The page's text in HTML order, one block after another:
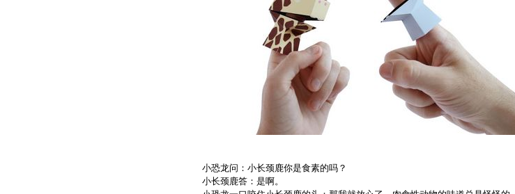
小恐龙问：小长颈鹿你是食素的吗？
小长颈鹿答：是啊。